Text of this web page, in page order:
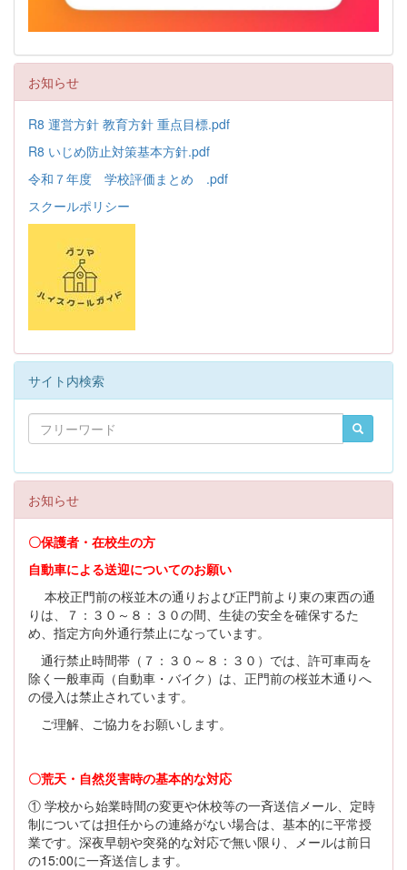
お知らせ
R8 運営方針 教育方針 重点目標.pdf
R8 いじめ防止対策基本方針.pdf
令和７年度 学校評価まとめ .pdf
スクールポリシー
サイト内検索
お知らせ
〇保護者・在校生の方
自動車による送迎についてのお願い
本校正門前の桜並木の通りおよび正門前より東の東西の通
りは、７：３０～８：３０の間、生徒の安全を確保するた
め、指定方向外通行禁止になっています。
通行禁止時間帯（７：３０～８：３０）では、許可車両を
除く一般車両（自動車・バイク）は、正門前の桜並木通りへ
の侵入は禁止されています。
ご理解、ご協力をお願いします。
〇荒天・自然災害時の基本的な対応
① 学校から始業時間の変更や休校等の一斉送信メール、定時
制については担任からの連絡がない場合は、基本的に平常授
業です。深夜早朝や突発的な対応で無い限り、メールは前日
の15:00に一斉送信します。